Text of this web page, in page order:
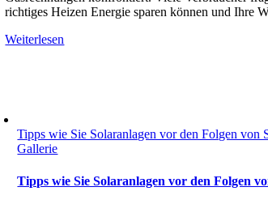
richtiges Heizen Energie sparen können und Ihre
Weiterlesen
Tipps wie Sie Solaranlagen vor den Folgen von
Gallerie
Tipps wie Sie Solaranlagen vor den Folgen